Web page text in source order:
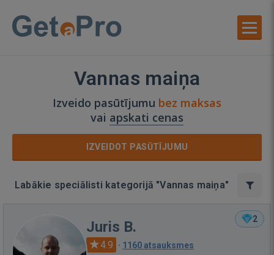
Vannas maiņa
Izveido pasūtījumu bez maksas
vai apskati cenas
IZVEIDOT PASŪTĪJUMU
Labākie speciālisti kategorijā "Vannas maiņa"
2
Juris B.
4.9 · 1160 atsauksmes